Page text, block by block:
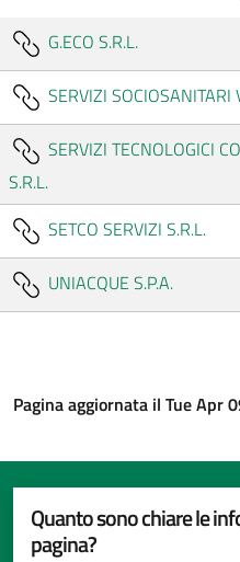
G.ECO S.R.L.
SERVIZI SOCIOSANITARI
SERVIZI TECNOLOGICI
S.R.L.
SETCO SERVIZI S.R.L.
UNIACQUE S.P.A.
Pagina aggiornata il Tue Apr
Quanto sono chiare le
pagina?